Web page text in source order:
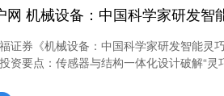
福证券《机械设备：中国科学家研发智能灵
资要点：传感器与结构一体化设计破解“灵